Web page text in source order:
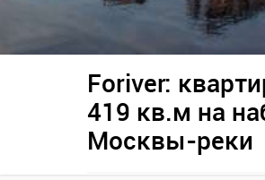
Foriver:
419 кв.м на
Москвы-реки